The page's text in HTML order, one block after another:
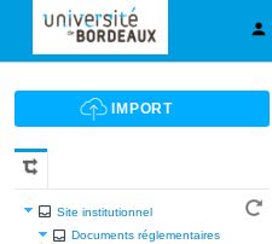
Site institutionnel
Documents réglementaires